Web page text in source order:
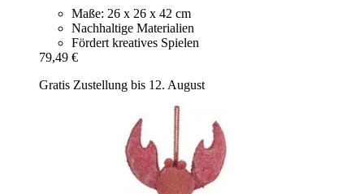
Maße: 26 x 26 x 42 cm
Nachhaltige Materialien
Fördert kreatives Spielen
79,49 €
Gratis Zustellung bis 12. August